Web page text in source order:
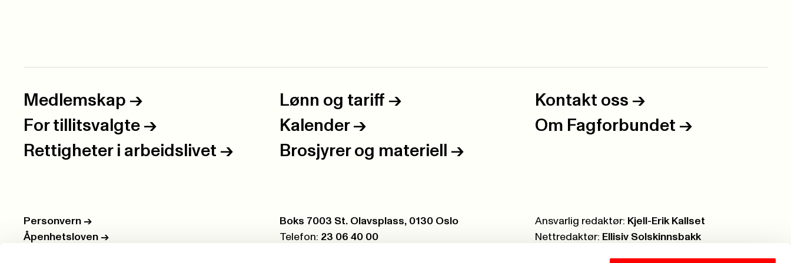
Medlemskap -> Lønn og tariff -> Kontakt oss ->
For tillitsvalgte -> Kalender -> Om Fagforbundet ->
Rettigheter i arbeidslivet -> Brosjyrer og materiell ->
Personvern ->
Åpenhetsloven ->
Postboks:
Boks 7003 St. Olavsplass, 0130 Oslo
Telefon: 23 06 40 00
Ansvarlig redaktør: Kjell-Erik Kallset
Nettredaktør: Ellisiv Solskinnsbakk